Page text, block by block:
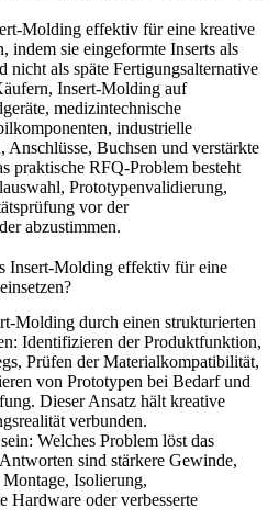
Molding effektiv für eine kreative
indem sie eingeformte Inserts als
nicht als späte Fertigungsalternative
Insert-Molding auf
medizintechnische
industrielle
Anschlüsse, Buchsen und verstärkte
praktische RFQ-Problem besteht
Prototypenvalidierung,
vor der
abzustimmen.
Insert-Molding effektiv für eine
Molding durch einen strukturierten
Identifizieren der Produktfunktion,
Prüfen der Materialkompatibilität,
von Prototypen bei Bedarf und
Dieser Ansatz hält kreative
verbunden.
Welches Problem löst das
sind stärkere Gewinde,
Isolierung,
Hardware oder verbesserte